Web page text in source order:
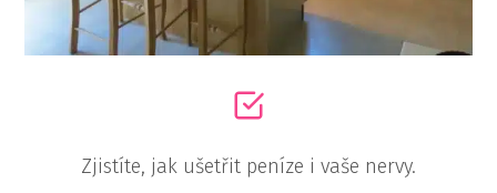
Zjistíte, jak ušetřit peníze i vaše nervy.